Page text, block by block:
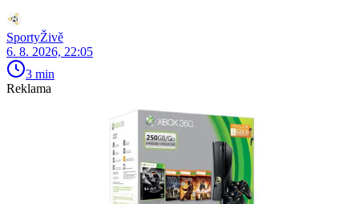
SportyŽivě
6. 8. 2026, 22:05
3 min
Reklama